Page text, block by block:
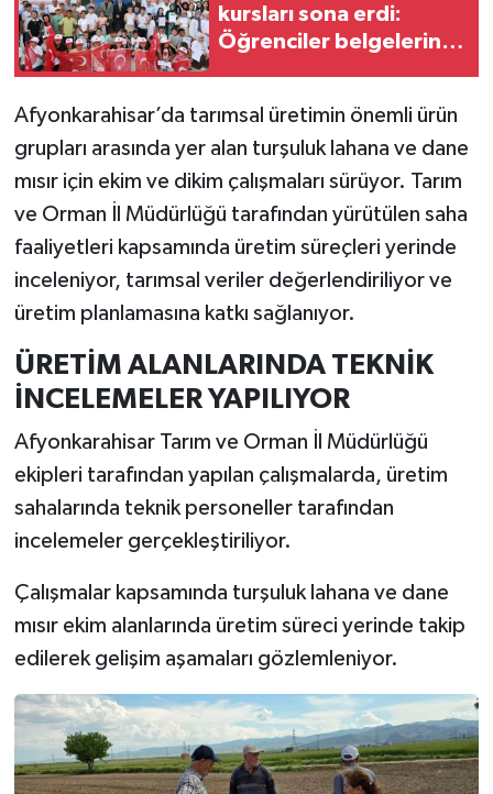
kursları sona erdi:
Öğrenciler belgelerini
Afyonkarahisar’da tarımsal üretimin önemli ürün
grupları arasında yer alan turşuluk lahana ve dane
mısır için ekim ve dikim çalışmaları sürüyor. Tarım
ve Orman İl Müdürlüğü tarafından yürütülen saha
faaliyetleri kapsamında üretim süreçleri yerinde
inceleniyor, tarımsal veriler değerlendiriliyor ve
üretim planlamasına katkı sağlanıyor.
ÜRETİM ALANLARINDA TEKNİK
İNCELEMELER YAPILIYOR
Afyonkarahisar Tarım ve Orman İl Müdürlüğü
ekipleri tarafından yapılan çalışmalarda, üretim
sahalarında teknik personeller tarafından
incelemeler gerçekleştiriliyor.
Çalışmalar kapsamında turşuluk lahana ve dane
mısır ekim alanlarında üretim süreci yerinde takip
edilerek gelişim aşamaları gözlemleniyor.